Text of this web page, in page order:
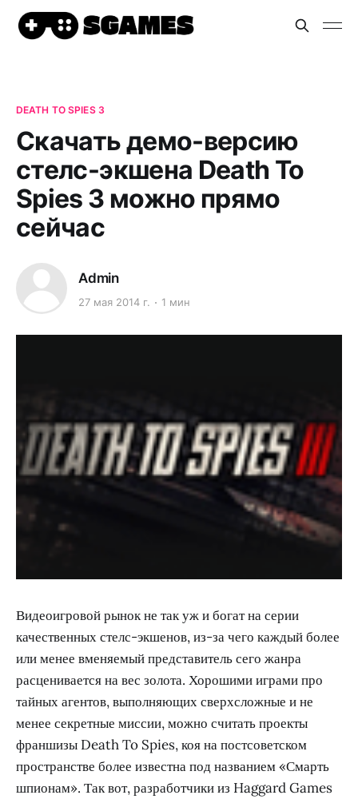
DEATH TO SPIES 3
Скачать демо-версию
стелс-экшена Death To
Spies 3 можно прямо
сейчас
Admin
27 мая 2014 г. 1 мин
Видеоигровой рынок не так уж и богат на серии
качественных стелс-экшенов, из-за чего каждый более
или менее вменяемый представитель сего жанра
расценивается на вес золота. Хорошими играми про
тайных агентов, выполняющих сверхсложные и не
менее секретные миссии, можно считать проекты
франшизы Death To Spies, коя на постсоветском
пространстве более известна под названием «Смарть
шпионам». Так вот, разработчики из Haggard Games